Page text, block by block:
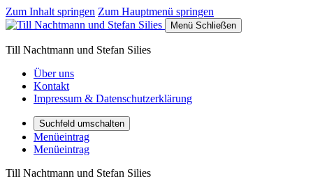
Zum Inhalt springen Zum Hauptmenü springen
Menü Schließen
Till Nachtmann und Stefan Silies
Über uns
Kontakt
Impressum & Datenschutzerklärung
Suchfeld umschalten
Menüeintrag
Menüeintrag
Till Nachtmann und Stefan Silies